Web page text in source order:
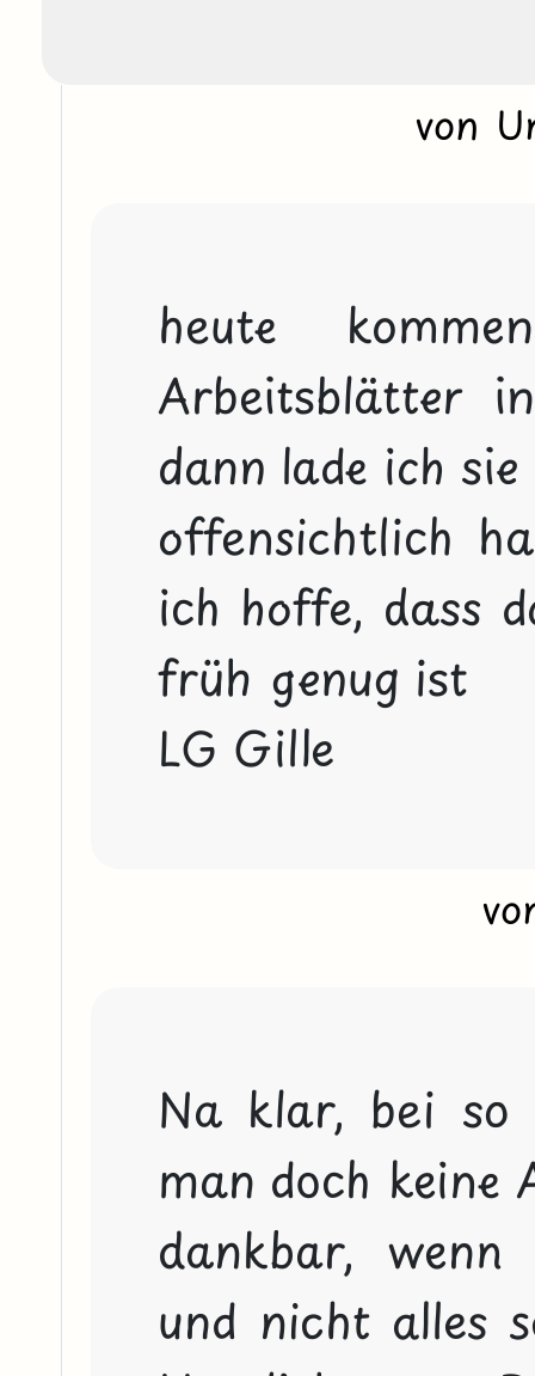
von
heute
Arbeitsblätter
dann lade ich
offensichtlich
ich hoffe, dass
früh genug ist
LG Gille
Na klar, bei
man doch keine
dankbar,
und nicht alles